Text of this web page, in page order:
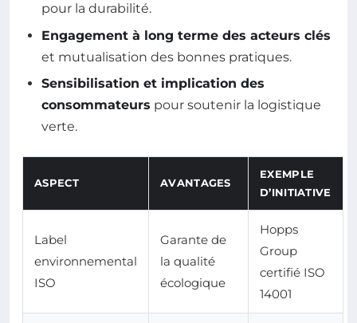
pour la durabilité.
Engagement à long terme des acteurs clés
et mutualisation des bonnes pratiques.
Sensibilisation et implication des
consommateurs pour soutenir la logistique
verte.
ASPECT AVANTAGES
EXEMPLE
D’INITIATIVE
Label
environnemental
ISO
Garante de
la qualité
écologique
Hopps
Group
certifié ISO
14001